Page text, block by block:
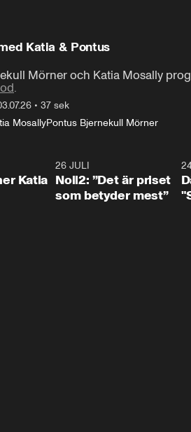
Katia & Pontus
Mörner och Katia Mosally
.
• 37 sek
MosallyPontus Bjernekull Mörner
0:46
Katia
26 JULI
Noll2: ”Det är priset
som betyder mest”